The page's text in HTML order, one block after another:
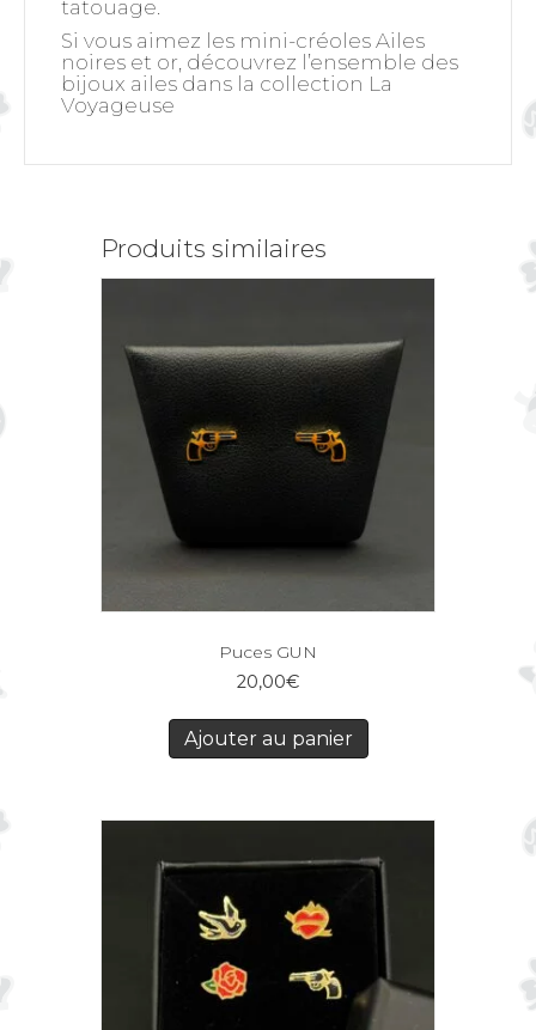
tatouage.
Si vous aimez les mini-créoles Ailes
noires et or, découvrez l’ensemble des
bijoux ailes dans la collection La
Voyageuse
Produits similaires
Puces GUN
20,00€
Ajouter au panier